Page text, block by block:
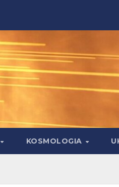
KOSMOLOGIA